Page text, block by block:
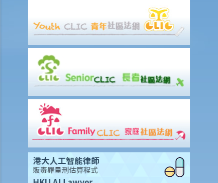
A. 在這些模擬個案內，有關人等會否侵犯作品的版權？
1. 我借了一本書，而書中某些內容的版權已過期。如果我只影印含有這
些內容之那幾頁書，我會否仍然侵犯了這本書的版權？
2. 我是一名店東，我買了一隻正版的音樂CD光碟。如果我在店內播放這
隻CD光碟，我會侵犯版權嗎？
3. 我買了一隻正版電影DVD光碟，如果我在一個慈善籌款活動上播放這
隻電影光碟，我有侵犯版權嗎？
4. 我買了一隻正版電腦遊戲CD光碟，如果把CD光碟借給我的朋友，讓
他在自己的電腦也可以玩這個遊戲，我要為侵犯版權負上責任嗎？
5. 一名學生複印了一本書，並分發給全班同學，他有侵犯版權嗎？他的
同學又是否有侵犯版權？
6. 我在街上買了一隻盜版VCD光碟，我要就侵犯版權，負上法律責任